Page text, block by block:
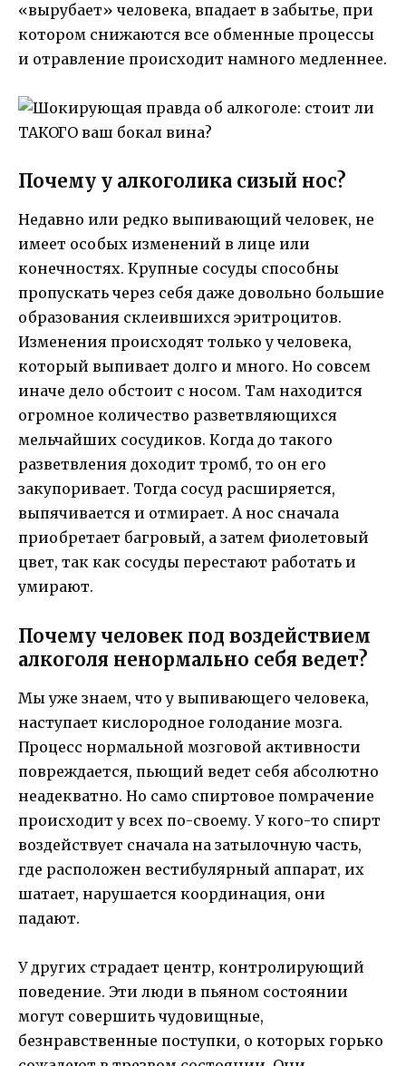
«вырубает» человека, впадает в забытье, при
котором снижаются все обменные процессы
и отравление происходит намного медленнее.
Почему у алкоголика сизый нос?
Недавно или редко выпивающий человек, не
имеет особых изменений в лице или
конечностях. Крупные сосуды способны
пропускать через себя даже довольно большие
образования склеившихся эритроцитов.
Изменения происходят только у человека,
который выпивает долго и много. Но совсем
иначе дело обстоит с носом. Там находится
огромное количество разветвляющихся
мельчайших сосудиков. Когда до такого
разветвления доходит тромб, то он его
закупоривает. Тогда сосуд расширяется,
выпячивается и отмирает. А нос сначала
приобретает багровый, а затем фиолетовый
цвет, так как сосуды перестают работать и
умирают.
Почему человек под воздействием
алкоголя ненормально себя ведет?
Мы уже знаем, что у выпивающего человека,
наступает кислородное голодание мозга.
Процесс нормальной мозговой активности
повреждается, пьющий ведет себя абсолютно
неадекватно. Но само спиртовое помрачение
происходит у всех по-своему. У кого-то спирт
воздействует сначала на затылочную часть,
где расположен вестибулярный аппарат, их
шатает, нарушается координация, они
падают.
У других страдает центр, контролирующий
поведение. Эти люди в пьяном состоянии
могут совершить чудовищные,
безнравственные поступки, о которых горько